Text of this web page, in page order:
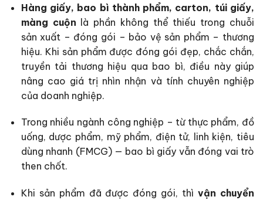
Hàng giấy, bao bì thành phẩm, carton, túi giấy,
màng cuộn là phần không thể thiếu trong chuỗi
sản xuất – đóng gói – bảo vệ sản phẩm – thương
hiệu. Khi sản phẩm được đóng gói đẹp, chắc chắn,
truyền tải thương hiệu qua bao bì, điều này giúp
nâng cao giá trị nhìn nhận và tính chuyên nghiệp
của doanh nghiệp.
Trong nhiều ngành công nghiệp – từ thực phẩm, đồ
uống, dược phẩm, mỹ phẩm, điện tử, linh kiện, tiêu
dùng nhanh (FMCG) — bao bì giấy vẫn đóng vai trò
then chốt.
Khi sản phẩm đã được đóng gói, thìvận chuyển